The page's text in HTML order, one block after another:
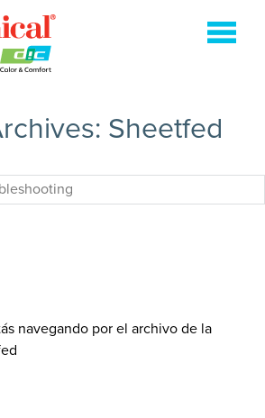
DE ENERGÍA
METÁLICOS
FLEXO SOBRE PAPEL
Sheetfed
navegando por el archivo de la